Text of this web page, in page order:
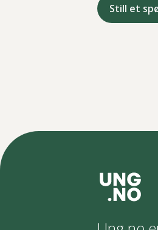
Still et